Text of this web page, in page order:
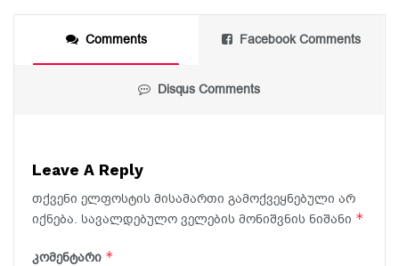
Comments Facebook Comments
Disqus Comments
Leave A Reply
თქვენი ელფოსტის მისამართი გამოქვეყნებული არ
იქნება. სავალდებულო ველების მონიშვნის ნიშანი *
კომენტარი *